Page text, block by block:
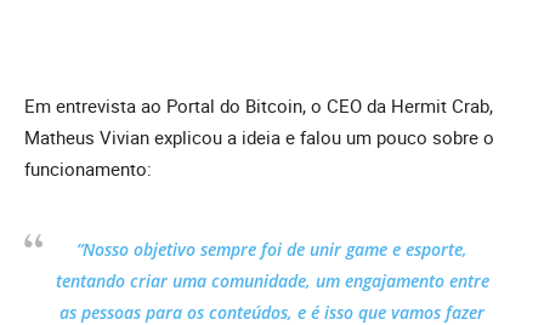
Em entrevista ao Portal do Bitcoin, o CEO da Hermit Crab,
Matheus Vivian explicou a ideia e falou um pouco sobre o
funcionamento:
“Nosso objetivo sempre foi de unir game e esporte,
tentando criar uma comunidade, um engajamento entre
as pessoas para os conteúdos, e é isso que vamos fazer